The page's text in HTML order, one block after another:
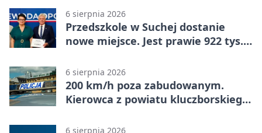
6 sierpnia 2026
Przedszkole w Suchej dostanie
nowe miejsce. Jest prawie 922 tys.
6 sierpnia 2026
200 km/h poza zabudowanym.
Kierowca z powiatu kluczborskiego
6 sierpnia 2026